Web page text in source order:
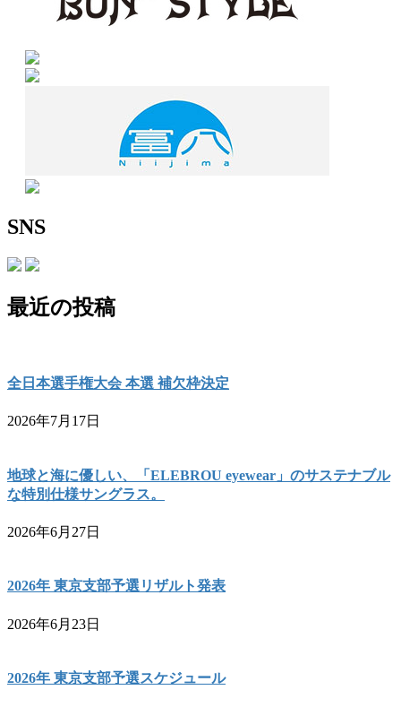
SNS
最近の投稿
全日本選手権大会 本選 補欠枠決定
2026年7月17日
地球と海に優しい、「ELEBROU eyewear」のサステナブル
な特別仕様サングラス。
2026年6月27日
2026年 東京支部予選リザルト発表
2026年6月23日
2026年 東京支部予選スケジュール